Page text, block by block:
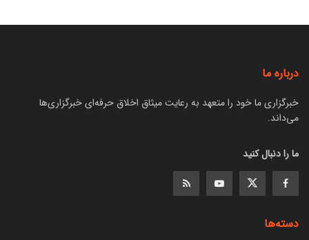
درباره ما
خبرگزاری ما خود را متعهد به رعایت میثاق اخلاق حرفه‌ای خبرگزاری‌ها
می‌داند.
ما را دنبال کنید
دسته‌ها